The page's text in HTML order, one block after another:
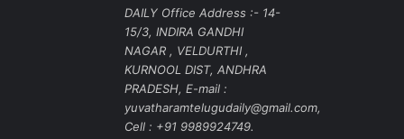
DAILY Office Address :- 14-
15/3, INDIRA GANDHI
NAGAR , VELDURTHI ,
KURNOOL DIST, ANDHRA
PRADESH, E-mail :
yuvatharamtelugudaily@gmail.com,
Cell : +91 9989924749.